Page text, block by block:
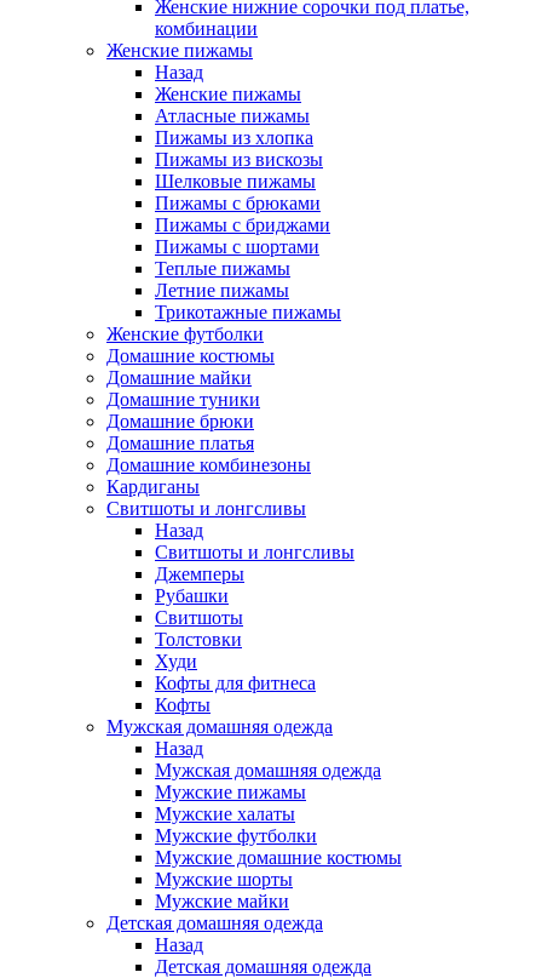
Женские нижние сорочки под платье,
комбинации
Женские пижамы
Назад
Женские пижамы
Атласные пижамы
Пижамы из хлопка
Пижамы из вискозы
Шелковые пижамы
Пижамы с брюками
Пижамы с бриджами
Пижамы с шортами
Теплые пижамы
Летние пижамы
Трикотажные пижамы
Женские футболки
Домашние костюмы
Домашние майки
Домашние туники
Домашние брюки
Домашние платья
Домашние комбинезоны
Кардиганы
Свитшоты и лонгсливы
Назад
Свитшоты и лонгсливы
Джемперы
Рубашки
Свитшоты
Толстовки
Худи
Кофты для фитнеса
Кофты
Мужская домашняя одежда
Назад
Мужская домашняя одежда
Мужские пижамы
Мужские халаты
Мужские футболки
Мужские домашние костюмы
Мужские шорты
Мужские майки
Детская домашняя одежда
Назад
Детская домашняя одежда